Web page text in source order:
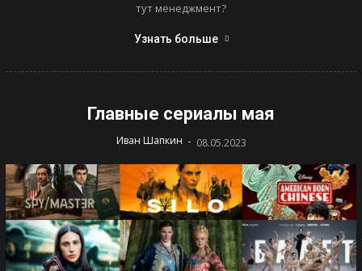
тут менеджмент?
Узнать больше
Главные сериалы мая
Иван Шапкин - 08.05.2023